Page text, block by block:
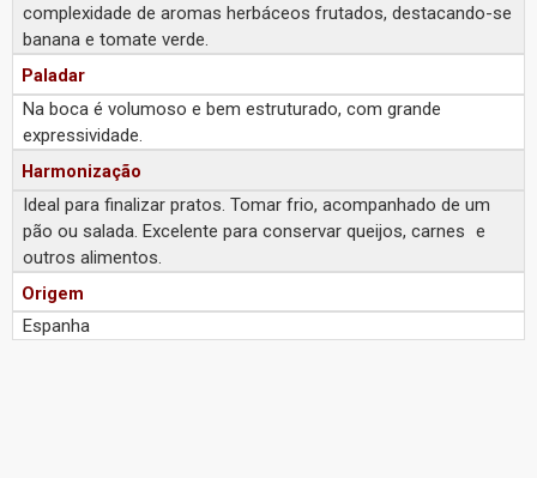
complexidade de aromas herbáceos frutados, destacando-se
banana e tomate verde.
Paladar
Na boca é volumoso e bem estruturado, com grande
expressividade.
Harmonização
Ideal para finalizar pratos. Tomar frio, acompanhado de um
pão ou salada. Excelente para conservar queijos, carnes e
outros alimentos.
Origem
Espanha